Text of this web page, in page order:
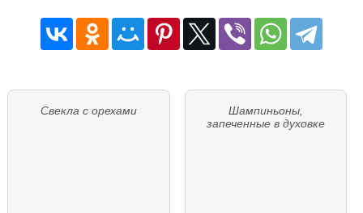
Свекла с орехами
Шампиньоны,
запеченные в духовке